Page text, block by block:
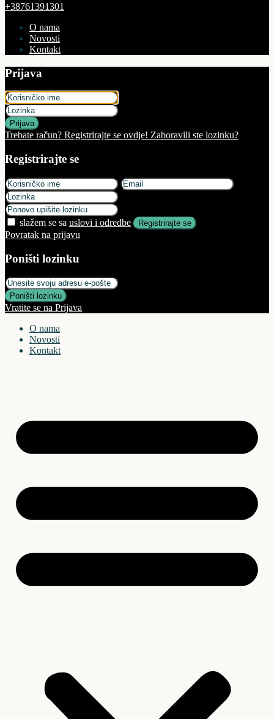
+38761391301
O nama
Novosti
Kontakt
Prijava
Prijava
Trebate račun? Registrirajte se ovdje! Zaboravili ste lozinku?
Registrirajte se
slažem se sa uslovi i odredbe Registrirajte se
Povratak na prijavu
Poništi lozinku
Poništi lozinku
Vratite se na Prijava
O nama
Novosti
Kontakt